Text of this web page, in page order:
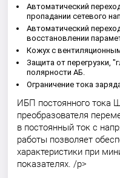
Автоматический
пропадании сетевого
Автоматический
восстановлении
Кожух с
Защита от перегрузки,
полярности АБ.
Ограничение тока
ИБП постоянного тока
преобразователя
в постоянный ток с
работы позволяет
характеристики при
показателях. /p>